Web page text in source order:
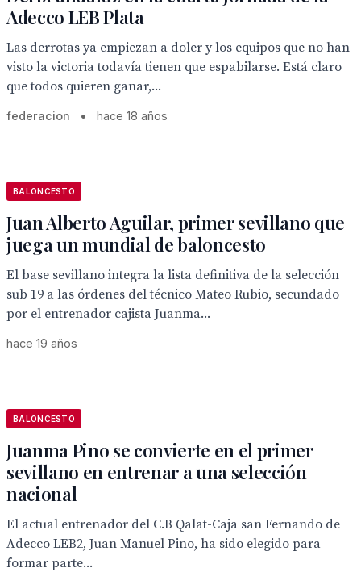
Adecco LEB Plata
Las derrotas ya empiezan a doler y los equipos que no han
visto la victoria todavía tienen que espabilarse. Está claro
que todos quieren ganar,...
federacion • hace 18 años
BALONCESTO
Juan Alberto Aguilar, primer sevillano que
juega un mundial de baloncesto
El base sevillano integra la lista definitiva de la selección
sub 19 a las órdenes del técnico Mateo Rubio, secundado
por el entrenador cajista Juanma...
hace 19 años
BALONCESTO
Juanma Pino se convierte en el primer
sevillano en entrenar a una selección
nacional
El actual entrenador del C.B Qalat-Caja san Fernando de
Adecco LEB2, Juan Manuel Pino, ha sido elegido para
formar parte...